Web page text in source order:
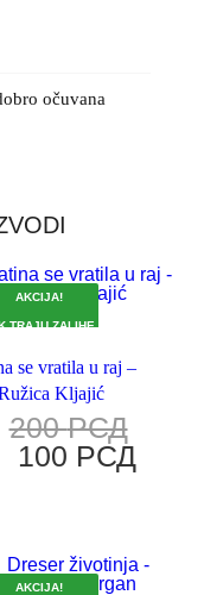
očuvana
AKCIJA!
TRAJU ZALIHE.
se vratila u raj –
Kljajić
200РСД
100 РСД
AKCIJA!